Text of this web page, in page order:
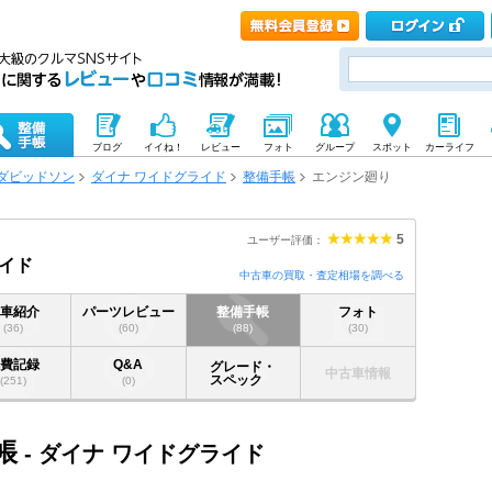
ブログ イイね！ レビュー フォト グループ スポット カーライフ
ビッドソン ダイナ ワイドグライド 整備手帳 エンジン廻り
ユーザー評価： 5
ド
中古車の買取・査定相場を調べる
紹介
(36)
パーツレビュー
(60)
整備手帳
(88)
フォト
(30)
記録
(251)
Q&A
(0)
グレード・
スペック
中古車情報
- ダイナ ワイドグライド